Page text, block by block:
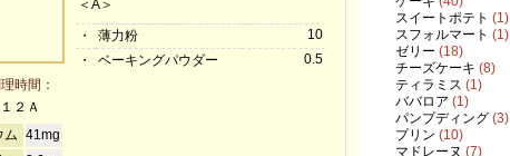
時間：
２Ａ
ム 41mg
＜A＞
・
薄力粉
10
・
ベーキングパウダー 0.5
スイートポテト (1)
スフォルマート (1)
ゼリー (18)
チーズケーキ (8)
ティラミス (1)
ババロア (1)
パンプディング (3)
プリン (10)
マドレーヌ (7)